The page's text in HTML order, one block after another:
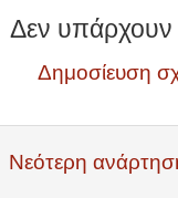
Δεν υπάρχουν
Δημοσίευση
Νεότερη